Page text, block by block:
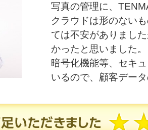
写真の管理に、
クラウドは形のない
ては不安がありまし
かったと思いました。
暗号化機能等、セキ
いるので、顧客デー